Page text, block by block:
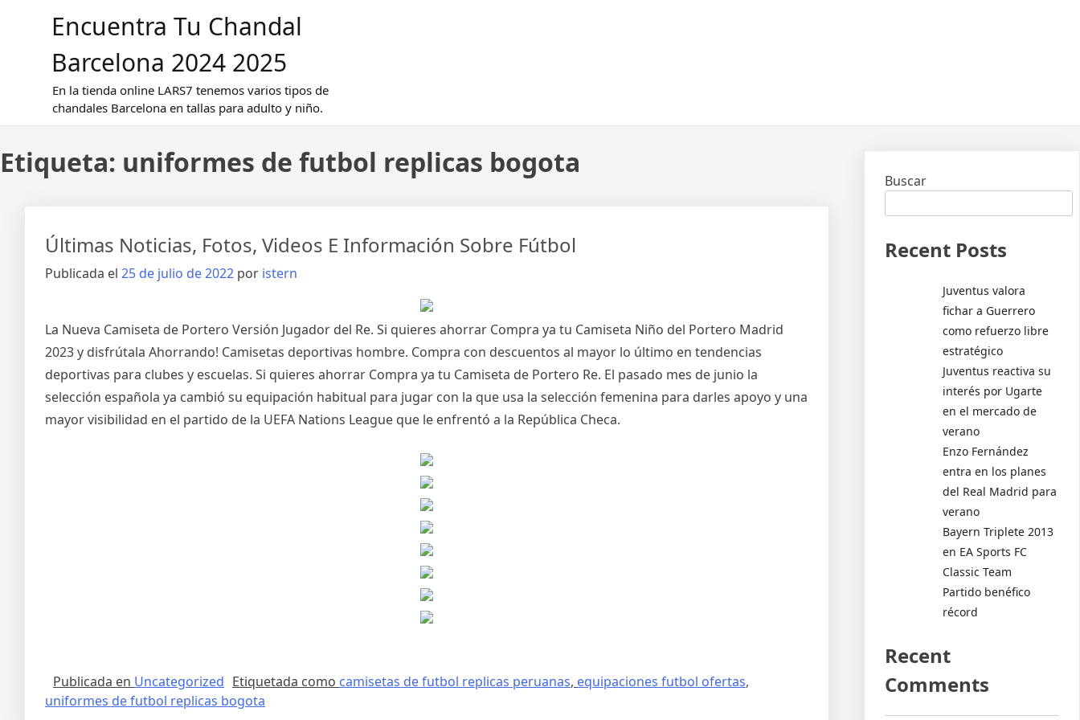
Encuentra Tu Chandal
Barcelona 2024 2025
En la tienda online LARS7 tenemos varios tipos de
chandales Barcelona en tallas para adulto y niño.
Etiqueta: uniformes de futbol replicas bogota
Últimas Noticias, Fotos, Videos E Información Sobre Fútbol
Publicada el 25 de julio de 2022 por istern
La Nueva Camiseta de Portero Versión Jugador del Re. Si quieres ahorrar Compra ya tu Camiseta Niño del Portero Madrid
2023 y disfrútala Ahorrando! Camisetas deportivas hombre. Compra con descuentos al mayor lo último en tendencias
deportivas para clubes y escuelas. Si quieres ahorrar Compra ya tu Camiseta de Portero Re. El pasado mes de junio la
selección española ya cambió su equipación habitual para jugar con la que usa la selección femenina para darles apoyo y una
mayor visibilidad en el partido de la UEFA Nations League que le enfrentó a la República Checa.
Publicada en Uncategorized Etiquetada como camisetas de futbol replicas peruanas, equipaciones futbol ofertas,
uniformes de futbol replicas bogota
Buscar
Recent Posts
Juventus valora
fichar a Guerrero
como refuerzo libre
estratégico
Juventus reactiva su
interés por Ugarte
en el mercado de
verano
Enzo Fernández
entra en los planes
del Real Madrid para
verano
Bayern Triplete 2013
en EA Sports FC
Classic Team
Partido benéfico
récord
Recent
Comments